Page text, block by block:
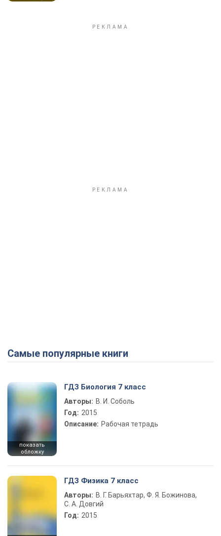
Самые популярные книги
показать
обложку
ГДЗ Биология 7 класс
Авторы: В. И. Соболь
Год: 2015
Описание: Рабочая тетрадь
ГДЗ Физика 7 класс
Авторы: В. Г. Барьяхтар, Ф. Я. Божинова,
С. А. Довгий
Год: 2015